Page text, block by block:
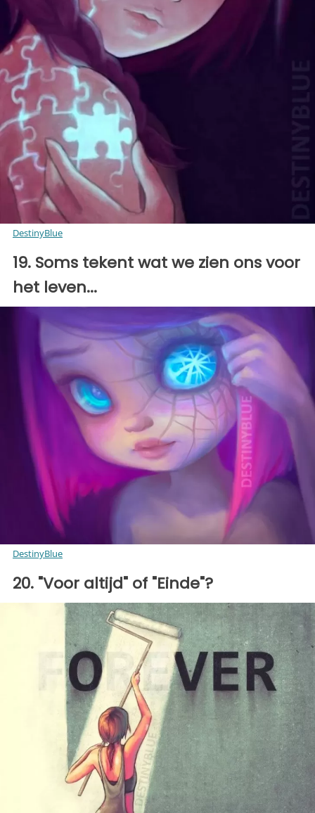
DestinyBlue
19. Soms tekent wat we zien ons voor
het leven...
DestinyBlue
20. "Voor altijd" of "Einde"?